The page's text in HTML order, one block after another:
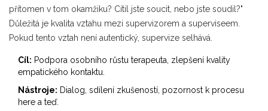
přítomen v tom okamžiku? Cítil jste soucit, nebo jste soudil?"
Důležitá je kvalita vztahu mezi supervizorem a superviseem.
Pokud tento vztah není autentický, supervize selhává.
Cíl: Podpora osobního růstu terapeuta, zlepšení kvality
empatického kontaktu.
Nástroje: Dialog, sdílení zkušeností, pozornost k procesu
here a teď.